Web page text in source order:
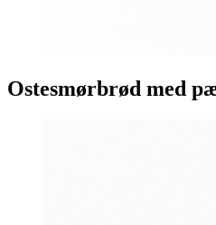
Ostesmørbrød med